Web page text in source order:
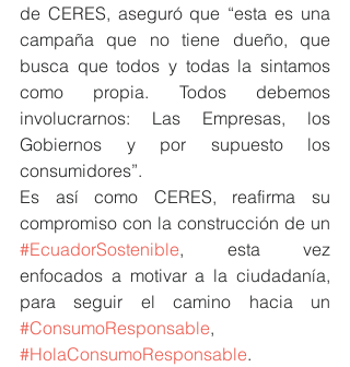
de CERES, aseguró que “esta es una
campaña que no tiene dueño, que
busca que todos y todas la sintamos
como propia. Todos debemos
involucrarnos: Las Empresas, los
Gobiernos y por supuesto los
consumidores”.
Es así como CERES, reafirma su
#EcuadorSostenible, esta vez
enfocados a motivar a la ciudadanía,
#ConsumoResponsable
#HolaConsumoResponsable.